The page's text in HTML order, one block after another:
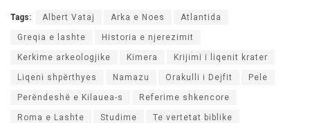
Tags: Albert Vataj Arka e Noes Atlantida
Greqia e lashte Historia e njerezimit
Kerkime arkeologjike Kimera Krijimi i liqenit krater
Liqeni shpërthyes Namazu Orakulli i Dejfit Pele
Perëndeshë e Kilauea-s Referime shkencore
Roma e Lashte Studime Te vertetat biblike